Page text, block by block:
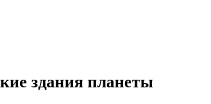
здания планеты